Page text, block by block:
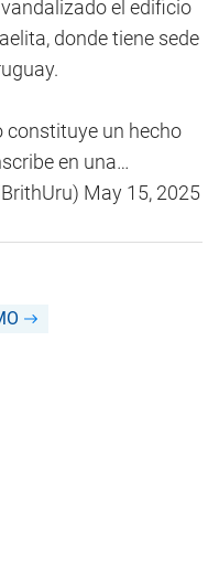
el edificio
donde tiene sede
constituye un hecho
en una…
May 15, 2025